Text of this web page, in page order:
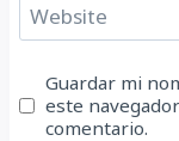
Website
Guardar mi
este
comentario.